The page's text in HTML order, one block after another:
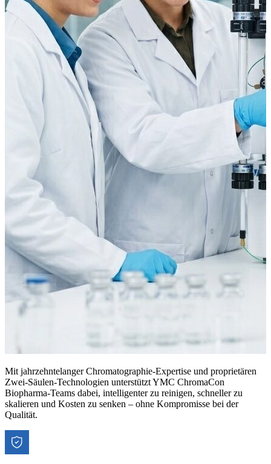
Mit jahrzehntelanger Chromatographie-Expertise und proprietären
Zwei-Säulen-Technologien unterstützt YMC ChromaCon
Biopharma-Teams dabei, intelligenter zu reinigen, schneller zu
skalieren und Kosten zu senken – ohne Kompromisse bei der
Qualität.